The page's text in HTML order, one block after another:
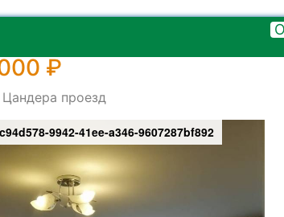
₽
проезд
9942-41ee-a346-9607287bf892